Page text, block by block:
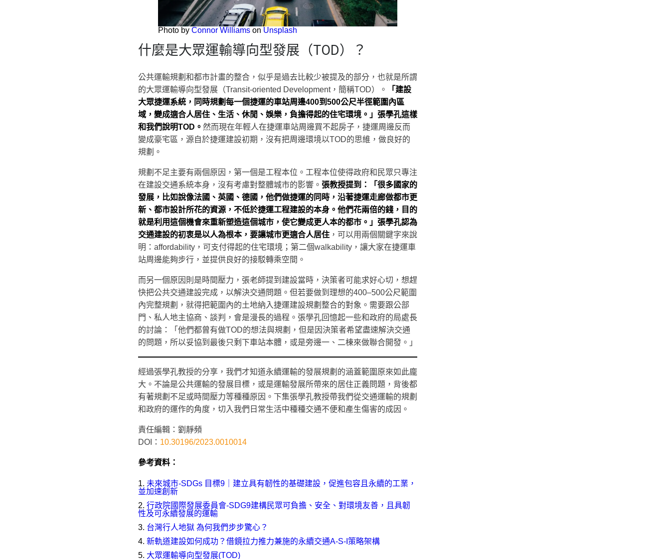
Photo by Connor Williams on Unsplash
什麼是大眾運輸導向型發展（TOD）？
公共運輸規劃和都市計畫的整合，似乎是過去比較少被提及的部分，也就是所謂
的大眾運輸導向型發展（Transit-oriented Development，簡稱TOD）。
「建設
大眾捷運系統，同時規劃每一個捷運的車站周邊400到500公尺半徑範圍內區
域，變成適合人居住、生活、休閒、娛樂，負擔得起的住宅環境。」張學孔這樣
和我們說明TOD。 然而現在年輕人在捷運車站周邊買不起房子，捷運周邊反而
變成豪宅區，源自於捷運建設初期，沒有把周邊環境以TOD的思維，做良好的
規劃。
規劃不足主要有兩個原因，第一個是工程本位。工程本位使得政府和民眾只專注
在建設交通系統本身，沒有考慮對整體城市的影響。 張教授提到：「很多國家的
發展，比如說像法國、英國、德國，他們做捷運的同時，沿著捷運走廊做都市更
新、都市設計所花的資源，不低於捷運工程建設的本身。他們花兩倍的錢，目的
就是利用這個機會來重新塑造這個城市，使它變成更人本的都市。」張學孔認為
交通建設的初衷是以人為根本，要讓城市更適合人居住 ，可以用兩個關鍵字來說
明：affordability，可支付得起的住宅環境；第二個walkability，讓大家在捷運車
站周邊能夠步行，並提供良好的接駁轉乘空間。
而另一個原因則是時間壓力，張老師提到建設當時，決策者可能求好心切，想趕
快把公共交通建設完成，以解決交通問題。但若要做到理想的400–500公尺範圍
內完整規劃，就得把範圍內的土地納入捷運建設規劃整合的對象。需要跟公部
門、私人地主協商、談判，會是漫長的過程。張學孔回憶起一些和政府的局處長
的討論：「他們都曾有做TOD的想法與規劃，但是因決策者希望盡速解決交通
的問題，所以妥協到最後只剩下車站本體，或是旁邊一、二棟來做聯合開發。」
經過張學孔教授的分享，我們才知道永續運輸的發展規劃的涵蓋範圍原來如此龐
大。不論是公共運輸的發展目標，或是運輸發展所帶來的居住正義問題，背後都
有著規劃不足或時間壓力等種種原因。下集張學孔教授帶我們從交通運輸的規劃
和政府的運作的角度，切入我們日常生活中種種交通不便和產生傷害的成因。
責任編輯：劉靜頻
DOI： 10.30196/2023.0010014
參考資料：
未來城市-SDGs 目標9｜建立具有韌性的基礎建設，促進包容且永續的工業，
並加速創新
行政院國際發展委員會-SDG9建構民眾可負擔、安全、對環境友善，且具韌
性及可永續發展的運輸
台灣行人地獄 為何我們步步驚心？
新軌道建設如何成功？借鏡拉力推力兼施的永續交通A-S-I策略架構
大眾運輸導向型發展(TOD)